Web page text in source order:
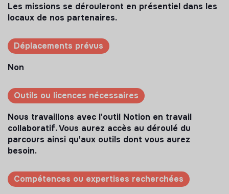
Les missions se dérouleront en présentiel dans les
locaux de nos partenaires.
Déplacements prévus
Non
Outils ou licences nécessaires
Nous travaillons avec l'outil Notion en travail
collaboratif. Vous aurez accès au déroulé du
parcours ainsi qu'aux outils dont vous aurez
besoin.
Compétences ou expertises recherchées